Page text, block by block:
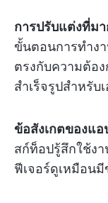
การปรับแต่งที่มา
ขั้นตอนการทำง
ตรงกับความต้อง
สำเร็จรูปสำหรับ
ข้อสังเกตของแ
สก์ท็อปรู้สึกใช้งา
ฟีเจอร์ดูเหมือน